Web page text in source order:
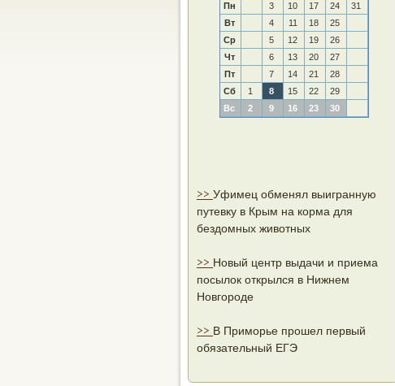
Пн 3 10 17 24
31
Вт
4 11 18
25
Ср
5 12 19
26
Чт
6 13 20
27
Пт
7 14 21
28
Сб
1 8 15 22
29
Вс
2 9 16 23 30
>> Уфимец обменял выигранную
путевку в Крым на корма для
бездомных животных
>> Новый центр выдачи и приема
посылок открылся в Нижнем
Новгороде
>> В Приморье прошел первый
обязательный ЕГЭ